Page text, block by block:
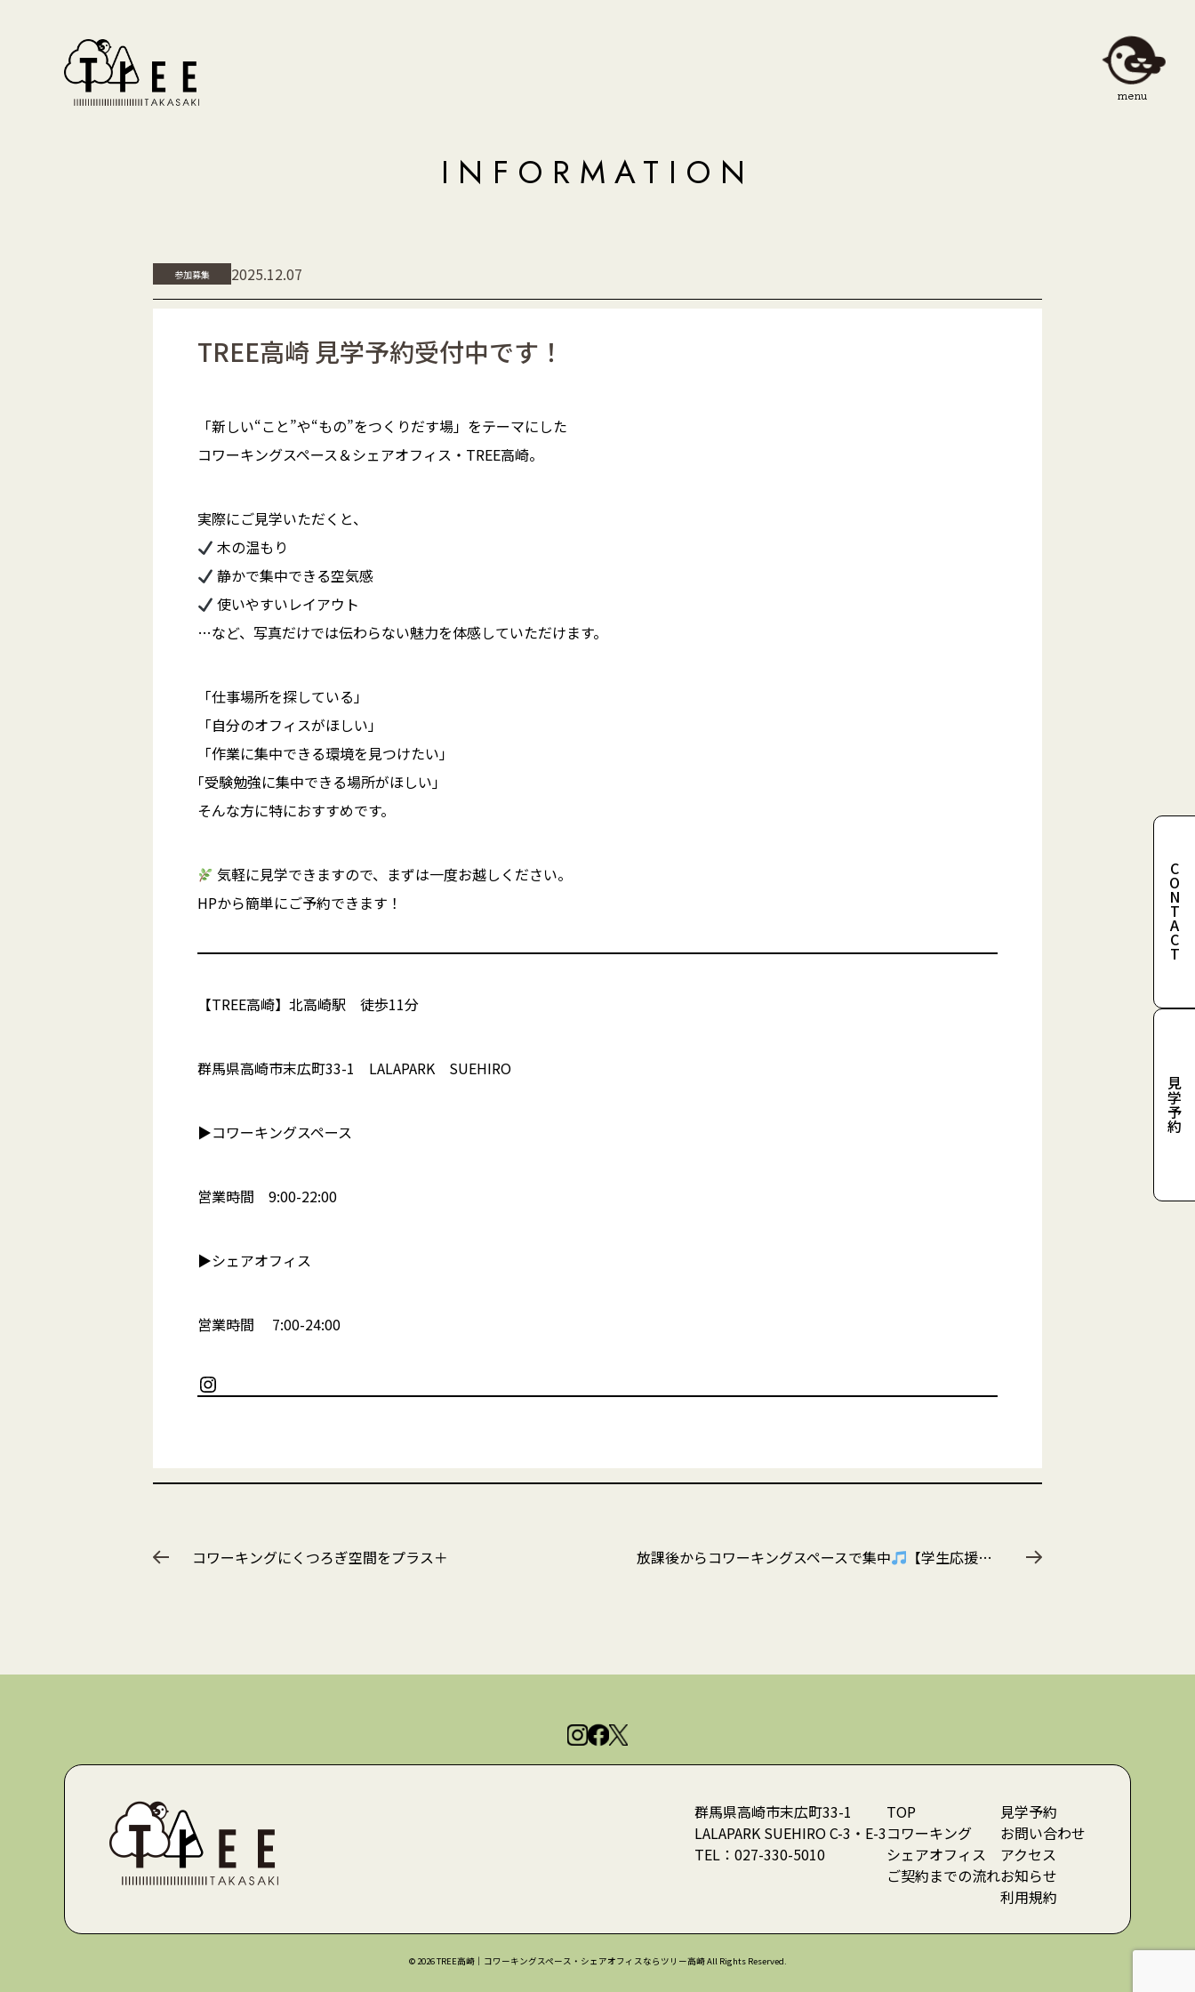
CONTACT
見学予約
INFORMATION
参加募集 2025.12.07
TREE高崎 見学予約受付中です！
「新しい“こと”や“もの”をつくりだす場」をテーマにした
コワーキングスペース＆シェアオフィス・TREE高崎。
実際にご見学いただくと、
木の温もり
静かで集中できる空気感
使いやすいレイアウト
…など、写真だけでは伝わらない魅力を体感していただけます。
「仕事場所を探している」
「自分のオフィスがほしい」
「作業に集中できる環境を見つけたい」
｢受験勉強に集中できる場所がほしい｣
そんな方に特におすすめです。
気軽に見学できますので、まずは一度お越しください。
HPから簡単にご予約できます！
【TREE高崎】北高崎駅 徒歩11分
群馬県高崎市末広町33-1 LALAPARK SUEHIRO
▶︎コワーキングスペース
営業時間 9:00-22:00
▶︎シェアオフィス
営業時間 7:00-24:00
Instagram
コワーキングにくつろぎ空間をプラス＋ 放課後からコワーキングスペースで集中 【学生応援ライトプラン】
群馬県高崎市末広町33-1
LALAPARK SUEHIRO C-3・E-3
TEL： 027-330-5010
TOP
コワーキング
シェアオフィス
ご契約までの流れ
見学予約
お問い合わせ
アクセス
お知らせ
利用規約
© 2026 TREE高崎｜コワーキングスペース・シェアオフィスならツリー高崎 All Rights Reserved.